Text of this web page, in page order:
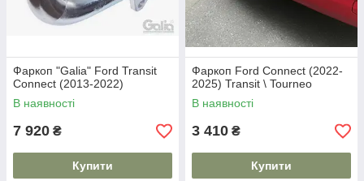
Фаркоп "Galia" Ford Transit
Connect (2013-2022)
В наявності
7 920 ₴
Купити
Фаркоп Ford Connect (2022-
2025) Transit \ Tourneo
В наявності
3 410 ₴
Купити